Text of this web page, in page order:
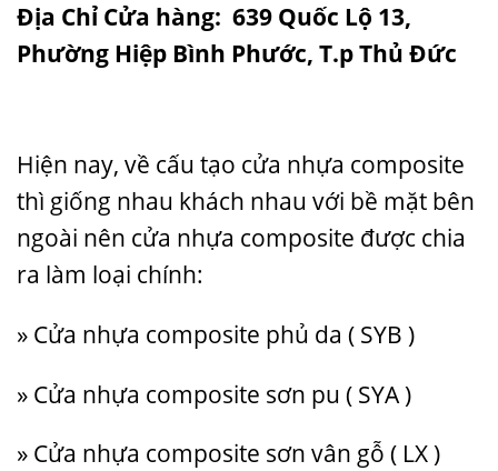
Địa Chỉ Cửa hàng: 639 Quốc Lộ 13,
Phường Hiệp Bình Phước, T.p Thủ Đức
Hiện nay, về cấu tạo cửa nhựa composite
thì giống nhau khách nhau với bề mặt bên
ngoài nên cửa nhựa composite được chia
ra làm loại chính:
» Cửa nhựa composite phủ da ( SYB )
» Cửa nhựa composite sơn pu ( SYA )
» Cửa nhựa composite sơn vân gỗ ( LX )